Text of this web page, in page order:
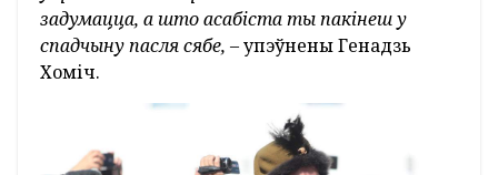
задумацца, а што асабіста ты пакінеш у
спадчыну пасля сябе, – упэўнены Генадзь
Хоміч.